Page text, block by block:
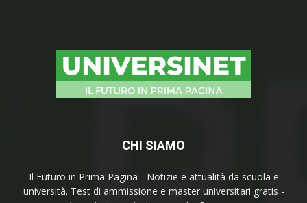
CHI SIAMO
Il Futuro in Prima Pagina - Notizie e attualità da scuola e
università. Test di ammissione e master universitari gratis -